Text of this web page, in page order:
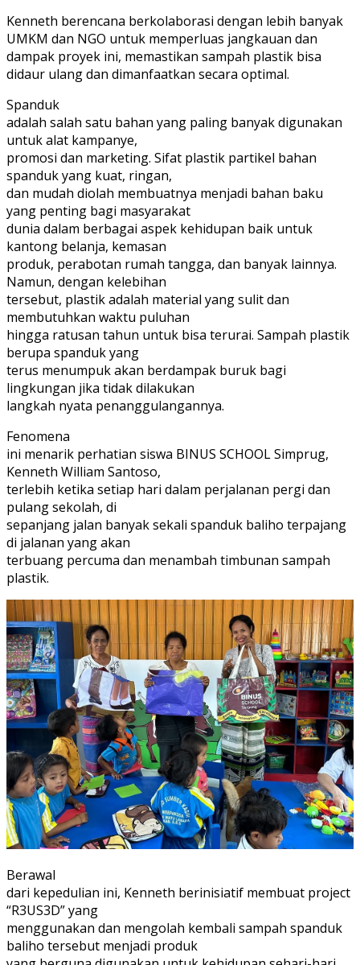
Kenneth berencana berkolaborasi dengan lebih banyak
UMKM dan NGO untuk memperluas jangkauan dan
dampak proyek ini, memastikan sampah plastik bisa
didaur ulang dan dimanfaatkan secara optimal.
Spanduk
adalah salah satu bahan yang paling banyak digunakan
untuk alat kampanye,
promosi dan marketing. Sifat plastik partikel bahan
spanduk yang kuat, ringan,
dan mudah diolah membuatnya menjadi bahan baku
yang penting bagi masyarakat
dunia dalam berbagai aspek kehidupan baik untuk
kantong belanja, kemasan
produk, perabotan rumah tangga, dan banyak lainnya.
Namun, dengan kelebihan
tersebut, plastik adalah material yang sulit dan
membutuhkan waktu puluhan
hingga ratusan tahun untuk bisa terurai. Sampah plastik
berupa spanduk yang
terus menumpuk akan berdampak buruk bagi
lingkungan jika tidak dilakukan
langkah nyata penanggulangannya.
Fenomena
ini menarik perhatian siswa BINUS SCHOOL Simprug,
Kenneth William Santoso,
terlebih ketika setiap hari dalam perjalanan pergi dan
pulang sekolah, di
sepanjang jalan banyak sekali spanduk baliho terpajang
di jalanan yang akan
terbuang percuma dan menambah timbunan sampah
plastik.
Berawal
dari kepedulian ini, Kenneth berinisiatif membuat project
“R3US3D” yang
menggunakan dan mengolah kembali sampah spanduk
baliho tersebut menjadi produk